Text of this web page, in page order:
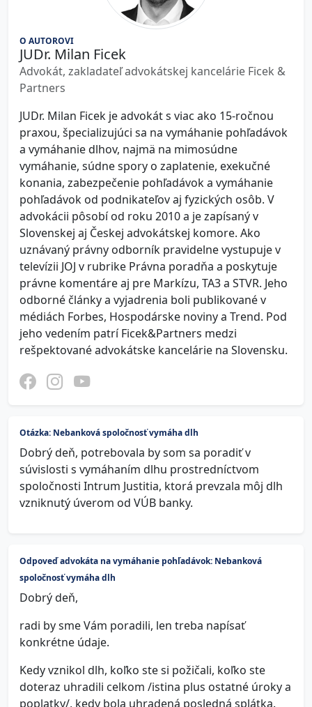
O AUTOROVI
JUDr. Milan Ficek
Advokát, zakladateľ advokátskej kancelárie Ficek &
Partners
JUDr. Milan Ficek je advokát s viac ako 15-ročnou
praxou, špecializujúci sa na vymáhanie pohľadávok
a vymáhanie dlhov, najmä na mimosúdne
vymáhanie, súdne spory o zaplatenie, exekučné
konania, zabezpečenie pohľadávok a vymáhanie
pohľadávok od podnikateľov aj fyzických osôb. V
advokácii pôsobí od roku 2010 a je zapísaný v
Slovenskej aj Českej advokátskej komore. Ako
uznávaný právny odborník pravidelne vystupuje v
televízii JOJ v rubrike Právna poradňa a poskytuje
právne komentáre aj pre Markízu, TA3 a STVR. Jeho
odborné články a vyjadrenia boli publikované v
médiách Forbes, Hospodárske noviny a Trend. Pod
jeho vedením patrí Ficek&Partners medzi
rešpektované advokátske kancelárie na Slovensku.
Otázka: Nebanková spoločnosť vymáha dlh
Dobrý deň, potrebovala by som sa poradiť v
súvislosti s vymáhaním dlhu prostredníctvom
spoločnosti Intrum Justitia, ktorá prevzala môj dlh
vzniknutý úverom od VÚB banky.
Odpoveď advokáta na vymáhanie pohľadávok: Nebanková
spoločnosť vymáha dlh
Dobrý deň,
radi by sme Vám poradili, len treba napísať
konkrétne údaje.
Kedy vznikol dlh, koľko ste si požičali, koľko ste
doteraz uhradili celkom /istina plus ostatné úroky a
poplatky/, kedy bola uhradená posledná splátka.